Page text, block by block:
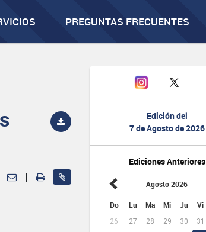
PREGUNTAS FRECUENTES
Edición del
7 de Agosto de 2026
Ediciones Anteriores
Agosto 2026
Do Lu Ma Mi Ju Vi
26 27 28 29 30 31
|